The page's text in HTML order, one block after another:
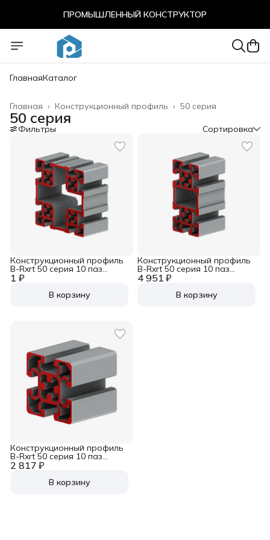
ПРОМЫШЛЕННЫЙ КОНСТРУКТОР
ПРОМЫШЛЕННЫЙ КОНСТРУКТОР
ГлавнаяКаталог
50 серия
Конструкционный профиль ›
Главная ›
50 серия
Фильтры Сортировка
1 ₽
Конструкционный профиль
B-Rxrt 50 серия 10 паз
100х100
В корзину
4 951 ₽
Конструкционный профиль
B-Rxrt 50 серия 10 паз
50х100
В корзину
2 817 ₽
Конструкционный профиль
B-Rxrt 50 серия 10 паз
50х50
В корзину